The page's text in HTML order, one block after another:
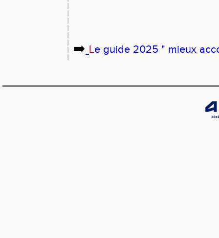
➡️ Le guide 2025 " mieux